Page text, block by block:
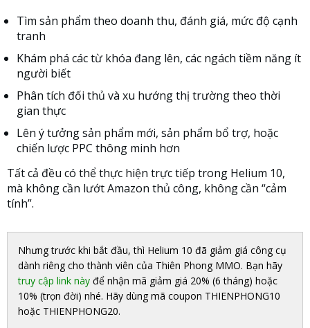
Tìm sản phẩm theo doanh thu, đánh giá, mức độ cạnh
tranh
Khám phá các từ khóa đang lên, các ngách tiềm năng ít
người biết
Phân tích đối thủ và xu hướng thị trường theo thời
gian thực
Lên ý tưởng sản phẩm mới, sản phẩm bổ trợ, hoặc
chiến lược PPC thông minh hơn
Tất cả đều có thể thực hiện trực tiếp trong Helium 10,
mà không cần lướt Amazon thủ công, không cần “cảm
tính”.
Nhưng trước khi bắt đầu, thì Helium 10 đã giảm giá công cụ
dành riêng cho thành viên của Thiên Phong MMO. Bạn hãy
truy cập link này để nhận mã giảm giá 20% (6 tháng) hoặc
10% (trọn đời) nhé. Hãy dùng mã coupon THIENPHONG10
hoặc THIENPHONG20.